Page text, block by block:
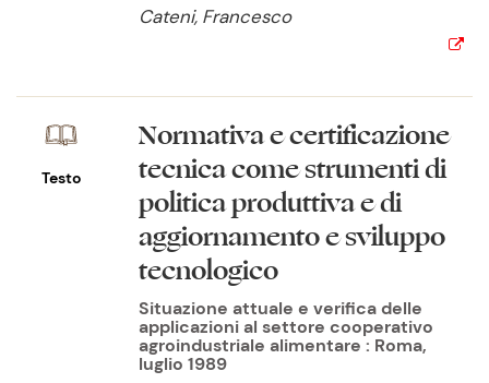
Cateni, Francesco
Testo
Normativa e certificazione
tecnica come strumenti di
politica produttiva e di
aggiornamento e sviluppo
tecnologico
Situazione attuale e verifica delle
applicazioni al settore cooperativo
agroindustriale alimentare : Roma,
luglio 1989